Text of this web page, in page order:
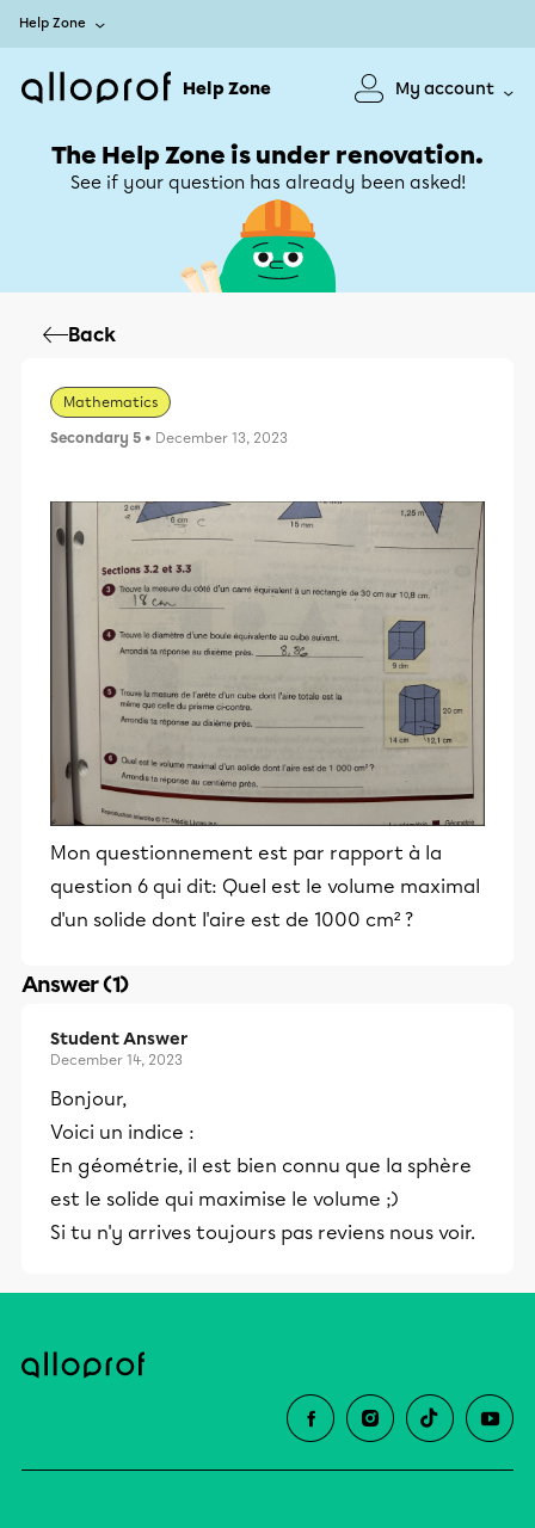
Help Zone
Help Zone My account
The Help Zone is under renovation.
See if your question has already been asked!
Back
Mathematics
Secondary 5 • December 13, 2023
Mon questionnement est par rapport à la
question 6 qui dit: Quel est le volume maximal
d'un solide dont l'aire est de 1000 cm² ?
Answer (1)
Student Answer
December 14, 2023
Bonjour,
Voici un indice :
En géométrie, il est bien connu que la sphère
est le solide qui maximise le volume ;)
Si tu n'y arrives toujours pas reviens nous voir.